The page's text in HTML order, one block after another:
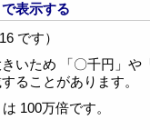
表示する
です）
いため 「〇千円」や
ることがあります。
100万倍です。